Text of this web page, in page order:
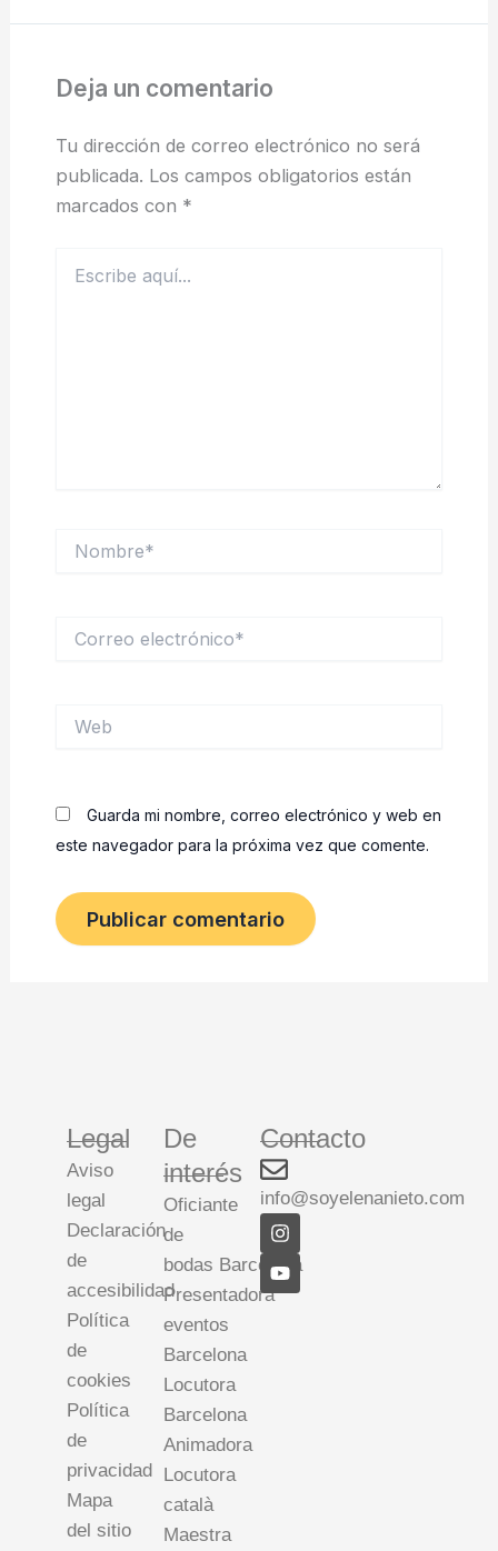
Deja un comentario
Tu dirección de correo electrónico no será
publicada. Los campos obligatorios están
marcados con *
aquí...
electrónico*
Guarda mi nombre, correo electrónico y web en
este navegador para la próxima vez que comente.
Legal
Aviso
legal
Declaración
de
accesibilidad
Política
de
cookies
Política
de
privacidad
Mapa
del sitio
De
interés
Oficiante
de
bodas Barcelona
Presentadora
eventos
Barcelona
Locutora
Barcelona
Animadora
Locutora
català
Maestra
Contacto
info@soyelenanieto.com
I
n
s
t
Y
o
u
t